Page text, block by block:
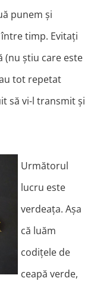
punem și
timp. Evitați
(nu știu care este
tot repetat
să vi-l transmit și
Următorul
lucru este
verdeața. Așa
că luăm
codițele de
ceapă verde,